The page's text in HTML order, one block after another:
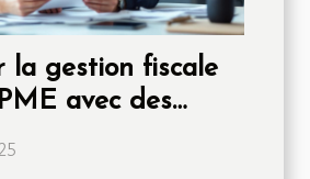
la gestion fiscale
avec des